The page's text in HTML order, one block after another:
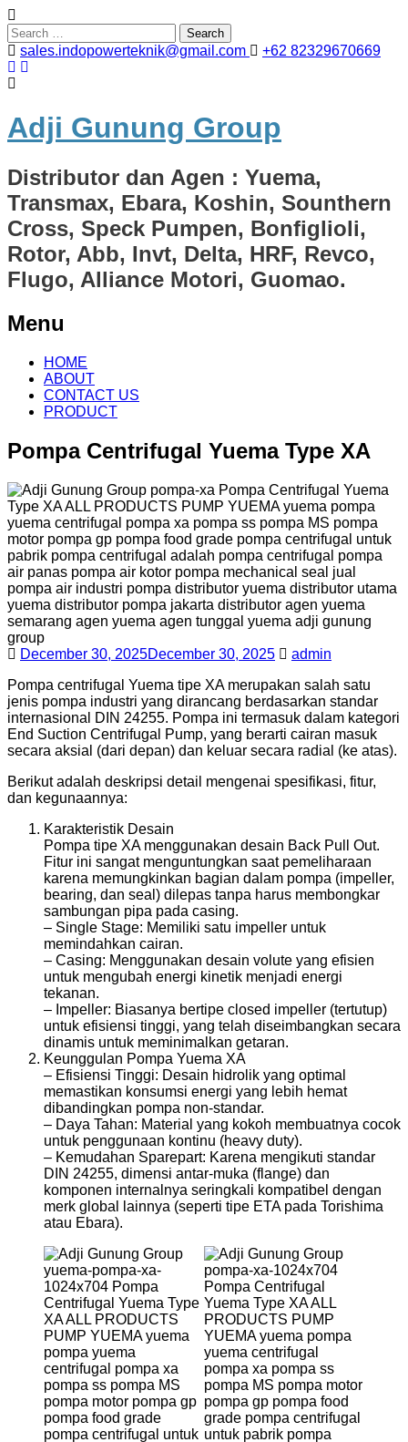
Search
for:sales.indopowerteknik@gmail.com +62 82329670669
Adji Gunung Group
Distributor dan Agen : Yuema,
Transmax, Ebara, Koshin, Sounthern
Cross, Speck Pumpen, Bonfiglioli,
Rotor, Abb, Invt, Delta, HRF, Revco,
Flugo, Alliance Motori, Guomao.
Menu
Skip
content
HOME
ABOUT
CONTACT US
PRODUCT
Pompa Centrifugal Yuema Type XA
December 30, 2025December 30, 2025
admin
Pompa centrifugal Yuema tipe XA merupakan salah satu
jenis pompa industri yang dirancang berdasarkan standar
internasional DIN 24255. Pompa ini termasuk dalam kategori
End Suction Centrifugal Pump, yang berarti cairan masuk
secara aksial (dari depan) dan keluar secara radial (ke atas).
Berikut adalah deskripsi detail mengenai spesifikasi, fitur,
dan kegunaannya:
Karakteristik Desain
Pompa tipe XA menggunakan desain Back Pull Out.
Fitur ini sangat menguntungkan saat pemeliharaan
karena memungkinkan bagian dalam pompa (impeller,
bearing, dan seal) dilepas tanpa harus membongkar
sambungan pipa pada casing.
– Single Stage: Memiliki satu impeller untuk
memindahkan cairan.
– Casing: Menggunakan desain volute yang efisien
untuk mengubah energi kinetik menjadi energi
tekanan.
– Impeller: Biasanya bertipe closed impeller (tertutup)
untuk efisiensi tinggi, yang telah diseimbangkan secara
dinamis untuk meminimalkan getaran.
Keunggulan Pompa Yuema XA
– Efisiensi Tinggi: Desain hidrolik yang optimal
memastikan konsumsi energi yang lebih hemat
dibandingkan pompa non-standar.
– Daya Tahan: Material yang kokoh membuatnya cocok
untuk penggunaan kontinu (heavy duty).
– Kemudahan Sparepart: Karena mengikuti standar
DIN 24255, dimensi antar-muka (flange) dan
komponen internalnya seringkali kompatibel dengan
merk global lainnya (seperti tipe ETA pada Torishima
atau Ebara).